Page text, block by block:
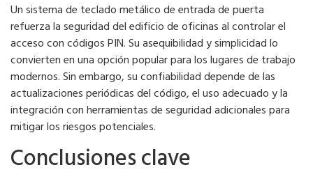
Un sistema de teclado metálico de entrada de puerta
refuerza la seguridad del edificio de oficinas al controlar el
acceso con códigos PIN. Su asequibilidad y simplicidad lo
convierten en una opción popular para los lugares de trabajo
modernos. Sin embargo, su confiabilidad depende de las
actualizaciones periódicas del código, el uso adecuado y la
integración con herramientas de seguridad adicionales para
mitigar los riesgos potenciales.
Conclusiones clave